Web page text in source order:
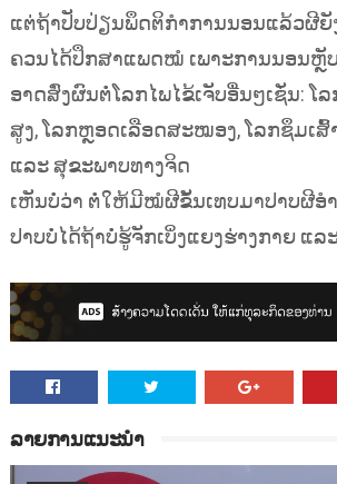
ແຕ່ຖ້າປັບປ່ຽນພຶດຕິກຳການນອນແລ້ວຜີຍັ
ຄວນໄດ້ປຶກສາແພດໝໍ ເພາະການນອນຫຼັ
ອາດສົ່ງຜົນຕໍ່ໂລກໄພໄຂ້ເຈັບອື່ນໆເຊັ່ນ: ໂ
ສູງ, ໂລກຫຼອດເລືອດສະໝອງ, ໂລກຊຶມເສົ້
ແລະ ສຸຂະພາບທາງຈິດ
ເຫັນບໍ່ວ່າ ຕໍ່ໃຫ້ມີໝໍຜີຂັ້ນເທບມາປາບຜີອ
ປາບບໍ່ໄດ້ຖ້າບໍ່ຮູ້ຈັກເບິ່ງແຍງຮ່າງກາຍ ແລ
ລາຍການແນະນຳ